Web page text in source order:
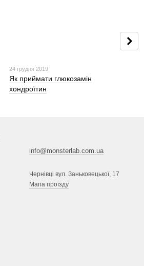
24 грудня 2019
Як приймати глюкозамін
хондроїтин
info@monsterlab.com.ua
Чернівці вул. Заньковецької, 17
Мапа проїзду